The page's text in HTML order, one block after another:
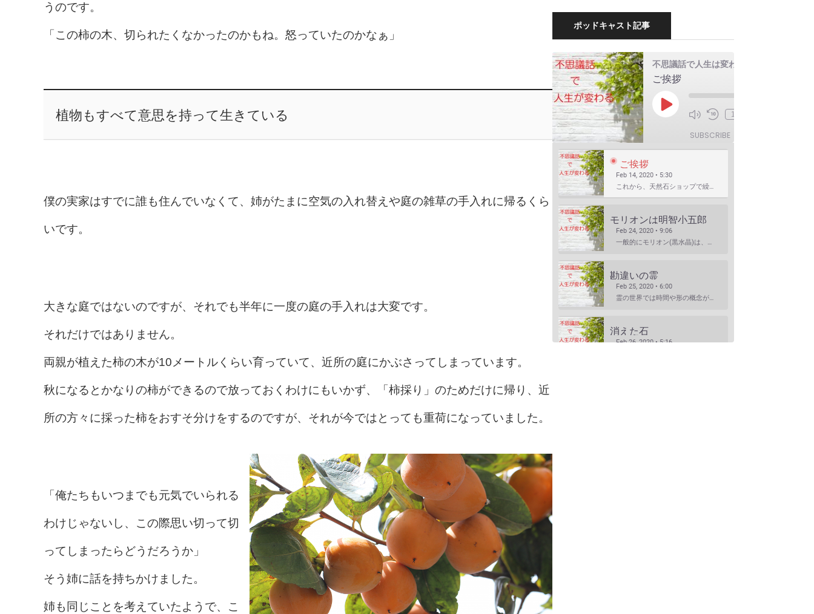
うのです。
「この柿の木、切られたくなかったのかもね。怒っていたのかなぁ」
植物もすべて意思を持って生きている
僕の実家はすでに誰も住んでいなくて、姉がたまに空気の入れ替えや庭の雑草の手入れに帰るくら
いです。
大きな庭ではないのですが、それでも半年に一度の庭の手入れは大変です。
それだけではありません。
両親が植えた柿の木が10メートルくらい育っていて、近所の庭にかぶさってしまっています。
秋になるとかなりの柿ができるので放っておくわけにもいかず、「柿採り」のためだけに帰り、近
所の方々に採った柿をおすそ分けをするのですが、それが今ではとっても重荷になっていました。
「俺たちもいつまでも元気でいられる
わけじゃないし、この際思い切って切
ってしまったらどうだろうか」
そう姉に話を持ちかけました。
姉も同じことを考えていたようで、こ
ポッドキャスト記事
不思議話で人生は変わる
ご挨拶
Play
Episode
1x
SUBSCRIBE
ご挨拶
Feb 14, 2020 • 5:30
これから、天然石ショップで繰り広げられる不思議話を配信してゆきます。 まずは自己紹介を含めたご挨拶か…
モリオンは明智小五郎
Feb 24, 2020 • 9:06
一般的にモリオン(黒水晶)は、邪気払い、協力な魔除けと言われていますが、意外な側面もあるのです・・・…
勘違いの霊
Feb 25, 2020 • 6:00
霊の世界では時間や形の概念がないといます。 それもまた不便なもんだと思います・・・ ※内容は普段配信…
消えた石
Feb 26, 2020 • 5:16